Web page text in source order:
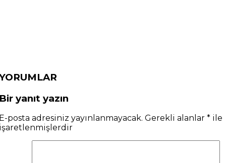
yanıt yazın
posta adresiniz yayınlanmayacak. Gerekli alanlar * ile